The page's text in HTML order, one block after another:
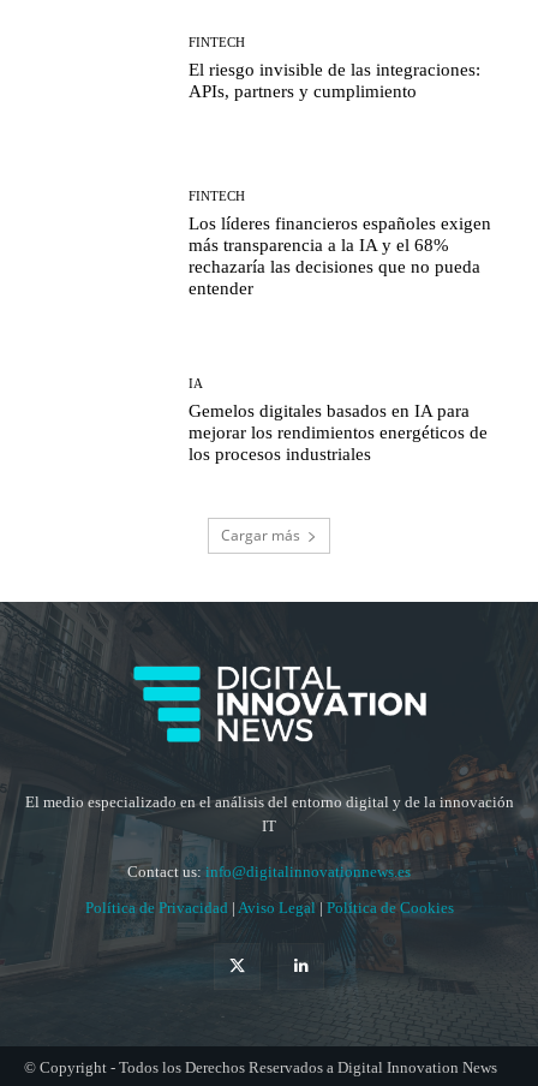
FINTECH
El riesgo invisible de las integraciones:
APIs, partners y cumplimiento
FINTECH
Los líderes financieros españoles exigen
más transparencia a la IA y el 68%
rechazaría las decisiones que no pueda
entender
IA
Gemelos digitales basados en IA para
mejorar los rendimientos energéticos de
los procesos industriales
Cargar más
El medio especializado en el análisis del entorno digital y de la innovación
IT
Contact us: info@digitalinnovationnews.es
Política de Privacidad | Aviso Legal | Política de Cookies
© Copyright - Todos los Derechos Reservados a Digital Innovation News